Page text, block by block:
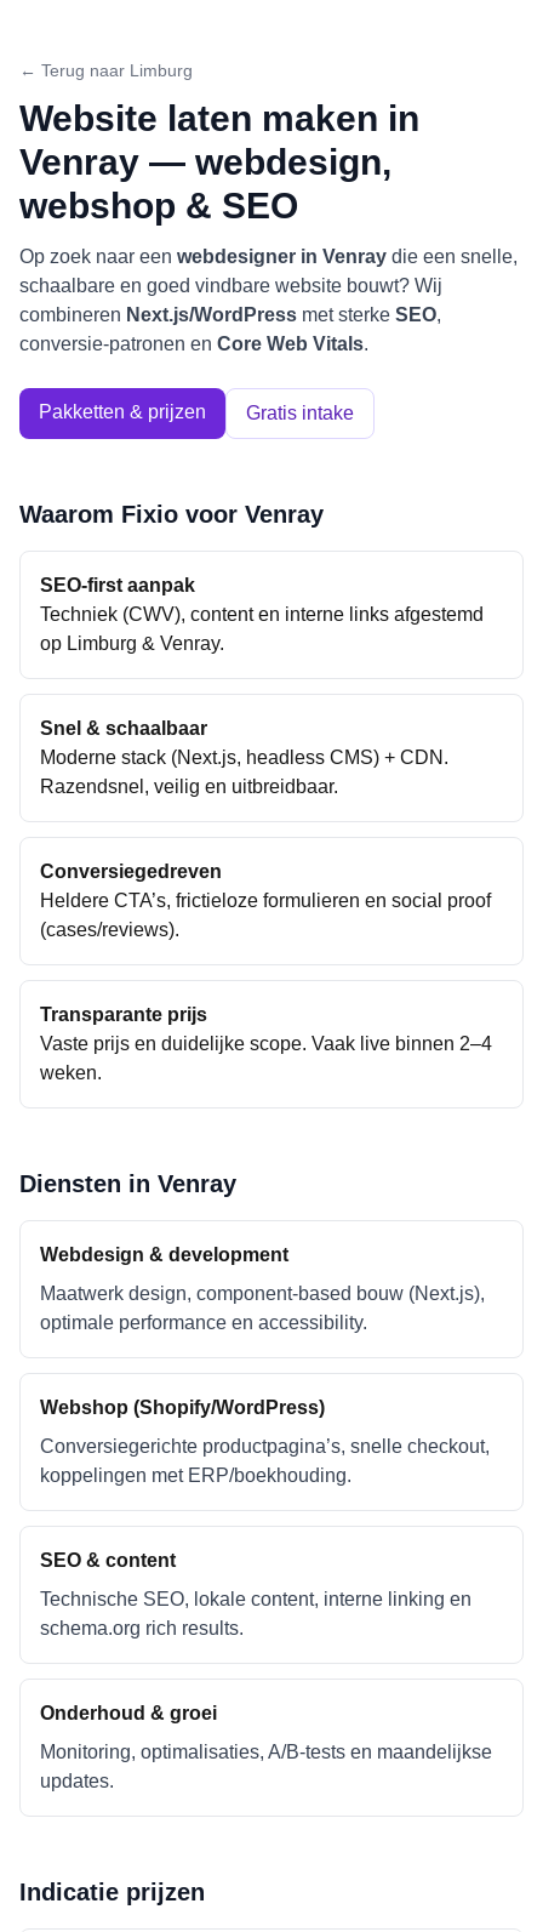
← Terug naar Limburg
Website laten maken in
Venray — webdesign,
webshop & SEO
Op zoek naar een webdesigner in Venray die een snelle,
schaalbare en goed vindbare website bouwt? Wij
combineren Next.js/WordPress met sterke SEO,
conversie-patronen en Core Web Vitals.
Pakketten & prijzen Gratis intake
Waarom Fixio voor Venray
SEO-first aanpak
Techniek (CWV), content en interne links afgestemd
op Limburg & Venray.
Snel & schaalbaar
Moderne stack (Next.js, headless CMS) + CDN.
Razendsnel, veilig en uitbreidbaar.
Conversiegedreven
Heldere CTA’s, frictieloze formulieren en social proof
(cases/reviews).
Transparante prijs
Vaste prijs en duidelijke scope. Vaak live binnen 2–4
weken.
Diensten in Venray
Webdesign & development
Maatwerk design, component-based bouw (Next.js),
optimale performance en accessibility.
Webshop (Shopify/WordPress)
Conversiegerichte productpagina’s, snelle checkout,
koppelingen met ERP/boekhouding.
SEO & content
Technische SEO, lokale content, interne linking en
schema.org rich results.
Onderhoud & groei
Monitoring, optimalisaties, A/B-tests en maandelijkse
updates.
Indicatie prijzen